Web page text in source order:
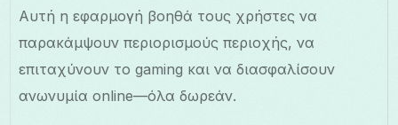
Αυτή η εφαρμογή βοηθά τους χρήστες να
παρακάμψουν περιορισμούς περιοχής, να
επιταχύνουν το gaming και να διασφαλίσουν
ανωνυμία online—όλα δωρεάν.